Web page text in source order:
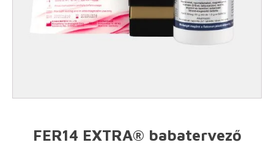
FER14 EXTRA® babatervező